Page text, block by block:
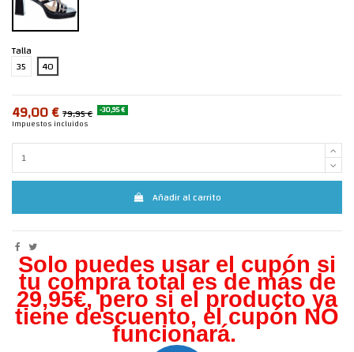
Talla
35
40
49,00 € 79,95 € -30,95 €
Impuestos incluidos
Añadir al carrito
Solo puedes usar el cupón si
tu compra total es de más de
29,95€, pero si el producto ya
tiene descuento, el cupón NO
funcionará.